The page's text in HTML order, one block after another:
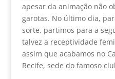
apesar da animação não
garotas. No último dia,
sorte, partimos para a
talvez a receptividade
assim que acabamos no
Recife, sede do famoso